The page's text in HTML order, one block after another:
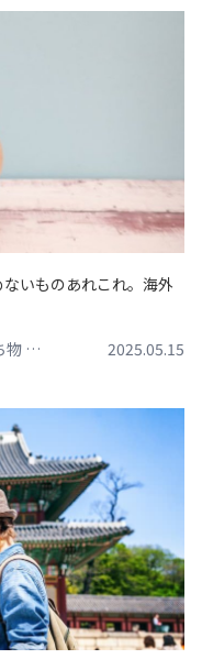
いものあれこれ。海外
物 #渡航情報 #空港
2025.05.15